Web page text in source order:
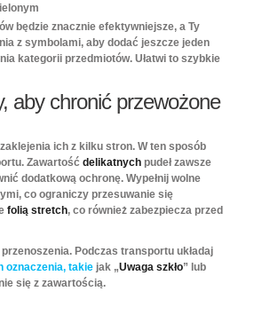
będzie znacznie efektywniejsze, a Ty
z symbolami, aby dodać jeszcze jeden
kategorii przedmiotów. Ułatwi to szybkie
aby chronić przewożone
ich z kilku stron. W ten sposób
Zawartość delikatnych pudeł zawsze
dodatkową ochronę. Wypełnij wolne
co ograniczy przesuwanie się
folią stretch, co również zabezpiecza przed
Podczas transportu układaj
oznaczenia, takie jak „Uwaga szkło” lub
się z zawartością.